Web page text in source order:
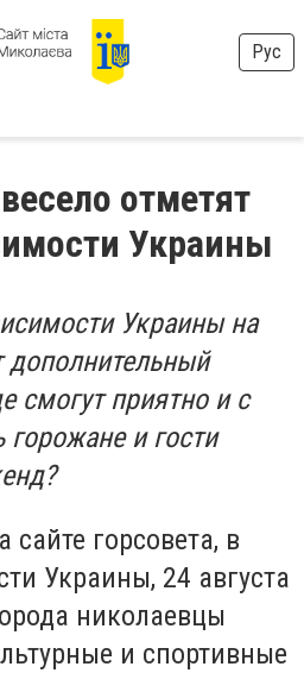
Рус
отметят
Украины
Украины на
смогут приятно и с
горожане и гости
сайте горсовета, в
Украины, 24 августа
николаевцы
и спортивные